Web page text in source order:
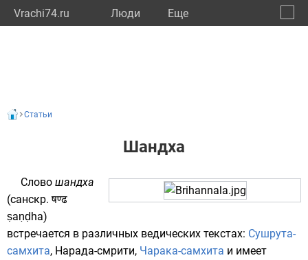
Vrachi74.ru Люди Eще
Статьи
Шандха
Слово шандха
(санскр. षण्ढ
ṣaṇḍha)
встречается в различных ведических текстах: Сушрута-
самхита, Нарада-смрити, Чарака-самхита и имеет